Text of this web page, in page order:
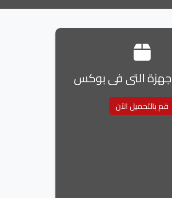
التى فى بوكس
قم بالتحميل الآن